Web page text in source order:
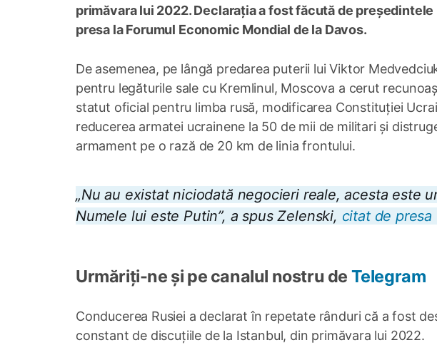
primăvara lui 2022. Declarația a fost făcută de
presa la Forumul Economic Mondial de la Davos.
De asemenea, pe lângă predarea puterii lui Viktor
pentru legăturile sale cu Kremlinul, Moscova a cerut
statut oficial pentru limba rusă, modificarea Constituției
reducerea armatei ucrainene la 50 de mii de militari și
armament pe o rază de 20 km de linia frontului.
„Nu au existat niciodată negocieri reale, acesta este
Numele lui este Putin”, a spus Zelenski, citat de presa
Urmăriți-ne și pe canalul nostru de Telegram
Conducerea Rusiei a declarat în repetate rânduri că a fost
constant de discuțiile de la Istanbul, din primăvara lui 2022.